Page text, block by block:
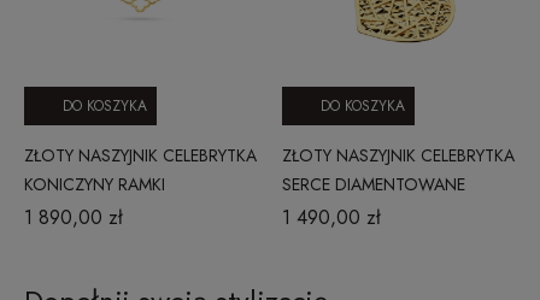
ZŁOTY NASZYJNIK CELEBRYTKA
KONICZYNY RAMKI
250920241N
1 890,00 zł
DO KOSZYKA
ZŁOTY NASZYJNIK CELEBRYTKA
SERCE DIAMENTOWANE
WISZĄCE BOKIEM
1 490,00 zł
DO KOSZYKA